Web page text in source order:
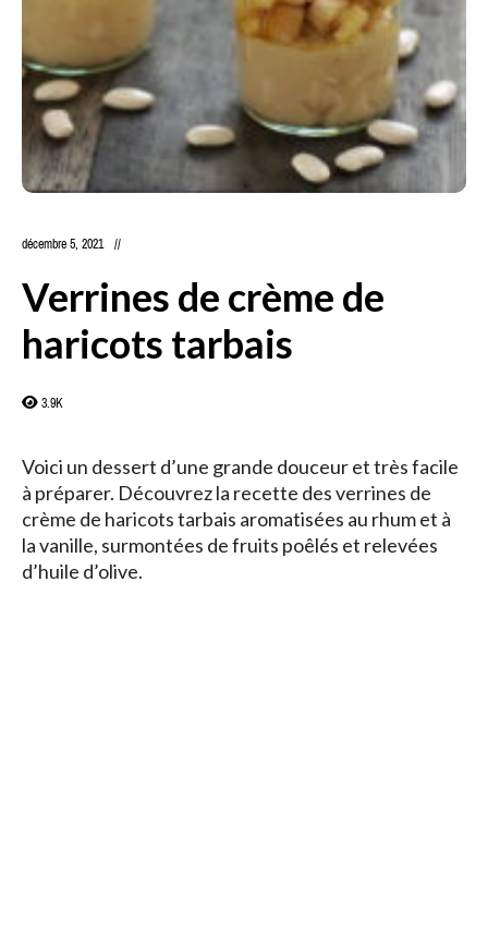
décembre 5, 2021
Verrines de crème de
haricots tarbais
3.9K
Voici un dessert d’une grande douceur et très facile
à préparer. Découvrez la recette des verrines de
crème de haricots tarbais aromatisées au rhum et à
la vanille, surmontées de fruits poêlés et relevées
d’huile d’olive.